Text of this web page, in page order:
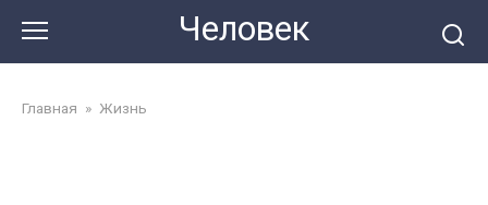
змісту
Человек
Главная » Жизнь